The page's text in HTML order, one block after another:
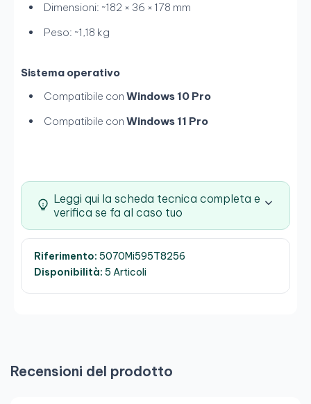
Dimensioni: ~182 × 36 × 178 mm
Peso: ~1,18 kg
Sistema operativo
Compatibile con Windows 10 Pro
Compatibile con Windows 11 Pro
Leggi qui la scheda tecnica completa e
verifica se fa al caso tuo
Riferimento: 5070Mi595T8256
Disponibilità: 5 Articoli
Recensioni del prodotto